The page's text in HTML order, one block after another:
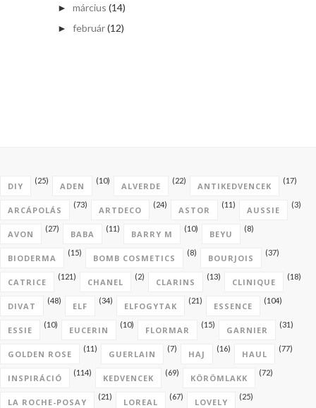
► március (14)
► február(12)
DIY
(25)
ADEN
(10)
ALVERDE
(22)
ANTIKEDVENCEK
(17)
ARCÁPOLÁS
(73)
ARTDECO
(24)
ASTOR
(11)
AUSSIE
(3)
AVON
(27)
BABA
(11)
BARRY M
(10)
BEYU
(8)
BIODERMA
(15)
BOMB COSMETICS
(8)
BOURJOIS
(37)
CATRICE
(121)
CHANEL
(2)
CLARINS
(13)
CLINIQUE
(18)
DIVAT
(48)
ELF
(34)
ELFOGYTAK
(21)
ESSENCE
(104)
ESSIE
(10)
EUCERIN
(10)
FLORMAR
(15)
GARNIER
(31)
GOLDEN ROSE
(11)
GUERLAIN
(7)
HAJ
(16)
HAUL
(77)
INSPIRÁCIÓ
(114)
KEDVENCEK
(69)
KÖRÖMLAKK
(72)
LA ROCHE-POSAY
(21)
LOREAL
(67)
LOVELY
(25)